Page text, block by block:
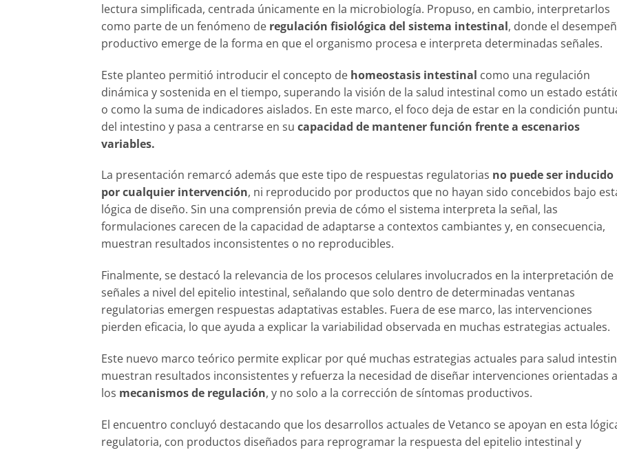
lectura simplificada, centrada únicamente en la microbiología. Propuso, en cambio, interpretarlos
como parte de un fenómeno de regulación fisiológica del sistema intestinal, donde el
productivo emerge de la forma en que el organismo procesa e interpreta determinadas señales.
Este planteo permitió introducir el concepto de homeostasis intestinal como una regulación
dinámica y sostenida en el tiempo, superando la visión de la salud intestinal como un estado
o como la suma de indicadores aislados. En este marco, el foco deja de estar en la condición
del intestino y pasa a centrarse en su capacidad de mantener función frente a escenarios
variables.
La presentación remarcó además que este tipo de respuestas regulatorias no puede ser inducido
por cualquier intervención, ni reproducido por productos que no hayan sido concebidos bajo
lógica de diseño. Sin una comprensión previa de cómo el sistema interpreta la señal, las
formulaciones carecen de la capacidad de adaptarse a contextos cambiantes y, en consecuencia,
muestran resultados inconsistentes o no reproducibles.
Finalmente, se destacó la relevancia de los procesos celulares involucrados en la interpretación de
señales a nivel del epitelio intestinal, señalando que solo dentro de determinadas ventanas
regulatorias emergen respuestas adaptativas estables. Fuera de ese marco, las intervenciones
pierden eficacia, lo que ayuda a explicar la variabilidad observada en muchas estrategias actuales.
Este nuevo marco teórico permite explicar por qué muchas estrategias actuales para salud
muestran resultados inconsistentes y refuerza la necesidad de diseñar intervenciones orientadas a
los mecanismos de regulación, y no solo a la corrección de síntomas productivos.
El encuentro concluyó destacando que los desarrollos actuales de Vetanco se apoyan en esta
regulatoria, con productos diseñados para reprogramar la respuesta del epitelio intestinal y